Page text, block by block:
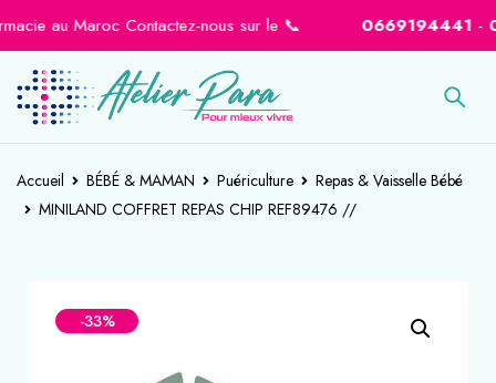
au Maroc Contactez-nous sur le 📞 0669194441-
Accueil BÉBÉ & MAMAN Puériculture
Repas & Vaisselle Bébé
MINILAND COFFRET REPAS CHIP REF89476 //
-33%